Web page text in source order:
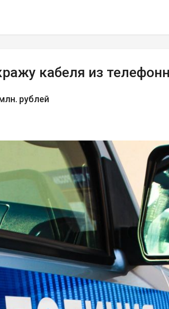
кабеля из
рублей